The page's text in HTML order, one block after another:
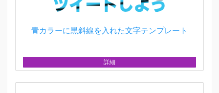
青カラーに黒斜線を入れた文字テンプレート
詳細